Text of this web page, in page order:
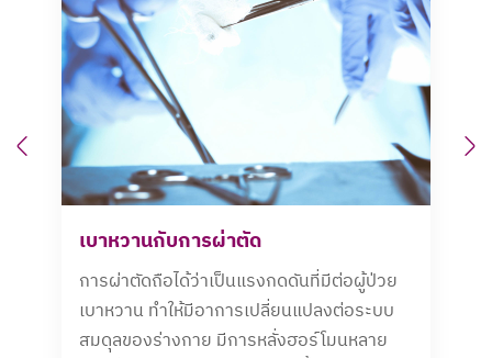
Previous
เบาหวานกับการผ่าตัด
การผ่าตัดถือได้ว่าเป็นแรงกดดันที่มีต่อผู้ป่วย
เบาหวาน ทำให้มีอาการเปลี่ยนแปลงต่อระบบ
สมดุลของร่างกาย มีการหลั่งฮอร์โมนหลาย